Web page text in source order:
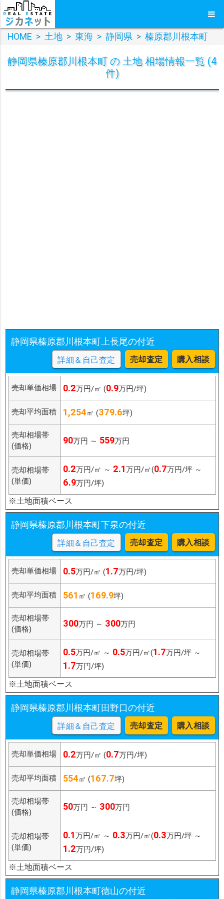
HOME > 土地 > 東海 > 静岡県 > 榛原郡川根本町
静岡県榛原郡川根本町 の 土地 相場情報一覧 (4
件)
静岡県榛原郡川根本町上長尾の付近
詳細＆自己査定 売却査定 購入相談
売却単価相場 0.2万円/㎡ (0.9万円/坪)
売却平均面積 1,254㎡ (379.6坪)
売却相場帯
(価格)
90万円 ～ 559万円
売却相場帯
(単価)
0.2万円/㎡ ～ 2.1万円/㎡(0.7万円/坪 ～
6.9万円/坪)
※土地面積ベース
静岡県榛原郡川根本町下泉の付近
詳細＆自己査定 売却査定 購入相談
売却単価相場 0.5万円/㎡ (1.7万円/坪)
売却平均面積 561 ㎡ (169.9坪)
売却相場帯
(価格)
300万円 ～ 300万円
売却相場帯
(単価)
0.5万円/㎡ ～ 0.5万円/㎡(1.7万円/坪 ～
1.7万円/坪)
※土地面積ベース
静岡県榛原郡川根本町田野口の付近
詳細＆自己査定 売却査定 購入相談
売却単価相場 0.2万円/㎡ (0.7万円/坪)
売却平均面積 554㎡ (167.7坪)
売却相場帯
(価格)
50万円 ～ 300万円
売却相場帯
(単価)
0.1万円/㎡ ～ 0.3万円/㎡(0.3万円/坪 ～
1.2万円/坪)
※土地面積ベース
静岡県榛原郡川根本町徳山の付近